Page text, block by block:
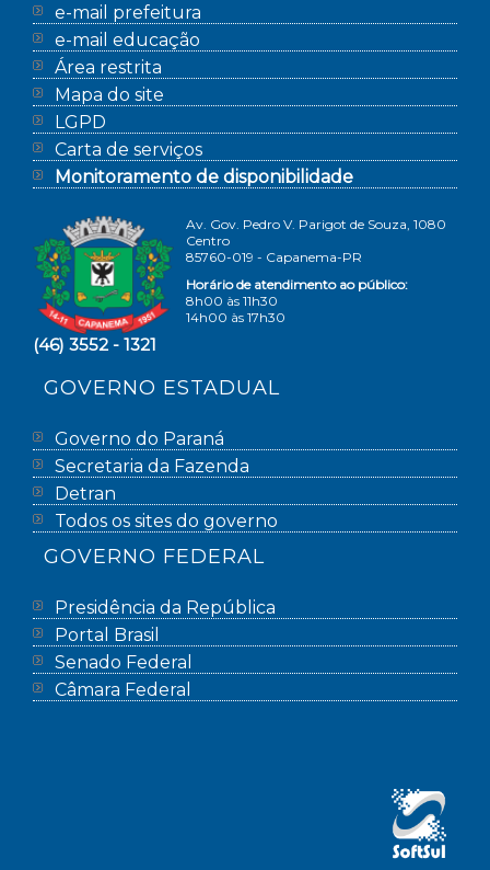
e-mail prefeitura
e-mail educação
Área restrita
Mapa do site
LGPD
Carta de serviços
Monitoramento de disponibilidade
Av. Gov. Pedro V. Parigot de Souza, 1080
Centro
85760-019 - Capanema-PR
Horário de atendimento ao público:
8h00 às 11h30
14h00 às 17h30
(46) 3552 - 1321
GOVERNO ESTADUAL
Governo do Paraná
Secretaria da Fazenda
Detran
Todos os sites do governo
GOVERNO FEDERAL
Presidência da República
Portal Brasil
Senado Federal
Câmara Federal